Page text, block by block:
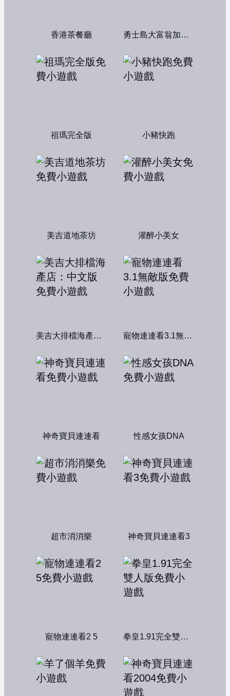
香港茶餐廳 勇士島大富翁加強版
祖瑪完全版 小豬快跑
美吉道地茶坊 灌醉小美女
美吉大排檔海產店：中文版 寵物連連看3.1無敵版
神奇寶貝連連看 性感女孩DNA
超市消消樂 神奇寶貝連連看3
寵物連連看2 5 拳皇1.91完全雙人版